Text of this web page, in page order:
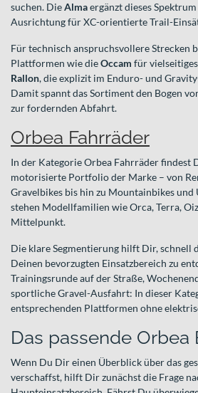
suchen. DieAlmaergänzt dieses
Ausrichtung für XC-orientierte Trail-
Für technisch anspruchsvollere Strecken
Plattformen wie dieOccam für
Rallon, die explizit im Enduro- und
Damit spannt das Sortiment den Bogen
zur fordernden Abfahrt.
Orbea Fahrräder
In der Kategorie Orbea Fahrräder findest
motorisierte Portfolio der Marke – von
Gravelbikes bis hin zu Mountainbikes
stehen Modellfamilien wie Orca, Terra,
Mittelpunkt.
Die klare Segmentierung hilft Dir, schnell
Deinen bevorzugten Einsatzbereich zu
Trainingsrunde auf der Straße,
sportliche Gravel-Ausfahrt: In dieser
entsprechenden Plattformen ohne
Das passende Orbea
Wenn Du Dir einen Überblick über das
verschaffst, hilft Dir zunächst die Frage